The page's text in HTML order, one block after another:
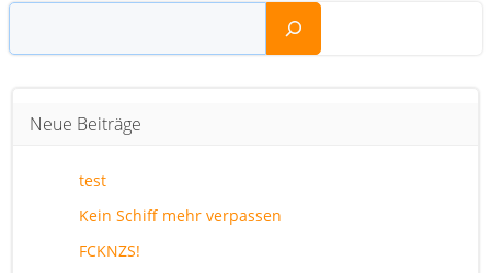
Suchen
Neue Beiträge
test
Kein Schiff mehr verpassen
FCKNZS!